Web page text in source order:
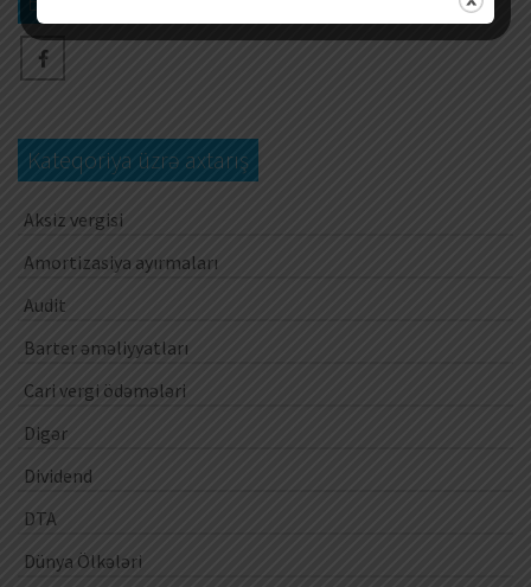
Kateqoriya üzrə axtarış
Aksiz vergisi
Amortizasiya ayırmaları
Audit
Barter əməliyyatları
Cari vergi ödəmələri
Digər
Dividend
DTA
Dünya Ölkələri